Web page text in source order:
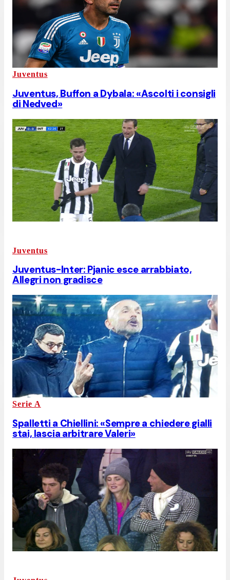
Juventus
Juventus, Buffon a Dybala: «Ascolti i consigli
di Nedved»
Juventus
Juventus-Inter: Pjanic esce arrabbiato,
Allegri non gradisce
Serie A
Spalletti a Chiellini: «Sempre a chiedere gialli
stai, lascia arbitrare Valeri»